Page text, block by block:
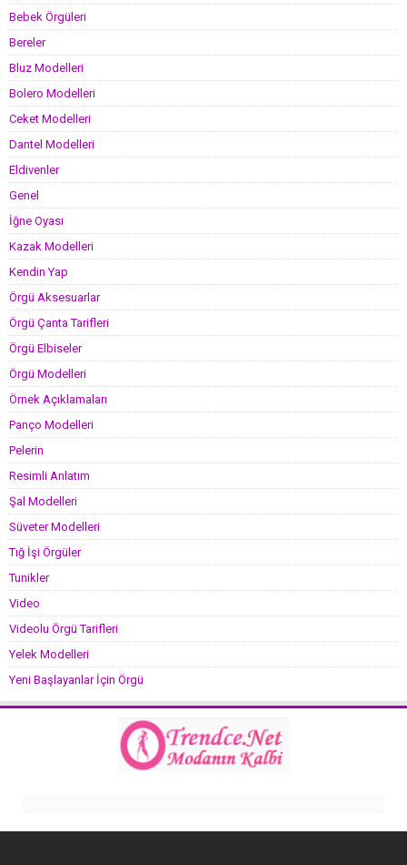
Bebek Örgüleri
Bereler
Bluz Modelleri
Bolero Modelleri
Ceket Modelleri
Dantel Modelleri
Eldivenler
Genel
İğne Oyası
Kazak Modelleri
Kendin Yap
Örgü Aksesuarlar
Örgü Çanta Tarifleri
Örgü Elbiseler
Örgü Modelleri
Örnek Açıklamaları
Panço Modelleri
Pelerin
Resimli Anlatım
Şal Modelleri
Süveter Modelleri
Tığ İşi Örgüler
Tunikler
Video
Videolu Örgü Tarifleri
Yelek Modelleri
Yeni Başlayanlar İçin Örgü